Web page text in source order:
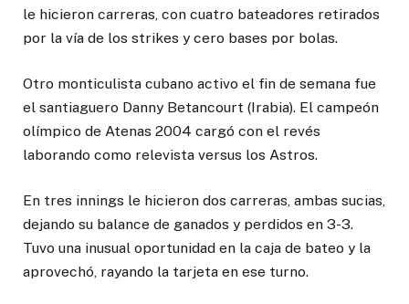
le hicieron carreras, con cuatro bateadores retirados
por la vía de los strikes y cero bases por bolas.
Otro monticulista cubano activo el fin de semana fue
el santiaguero Danny Betancourt (Irabia). El campeón
olímpico de Atenas 2004 cargó con el revés
laborando como relevista versus los Astros.
En tres innings le hicieron dos carreras, ambas sucias,
dejando su balance de ganados y perdidos en 3-3.
Tuvo una inusual oportunidad en la caja de bateo y la
aprovechó, rayando la tarjeta en ese turno.